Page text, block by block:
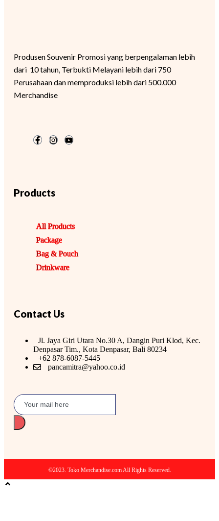
Produsen Souvenir Promosi yang berpengalaman lebih
dari 10 tahun, Terbukti Melayani lebih dari 750
Perusahaan dan memproduksi lebih dari 500.000
Merchandise
Products
All Products
Package
Bag & Pouch
Drinkware
Contact Us
Jl. Jaya Giri Utara No.30 A, Dangin Puri Klod, Kec.
Denpasar Tim., Kota Denpasar, Bali 80234
+62 878-6087-5445
pancamitra@yahoo.co.id
©2023. Toko Merchandise.com All Rights Reserved.